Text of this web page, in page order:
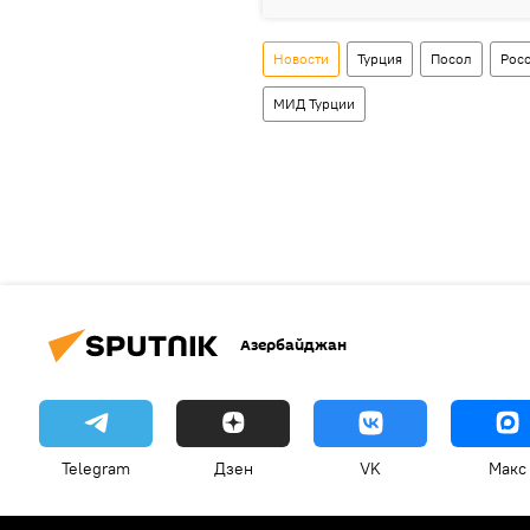
Новости Турция Посол
МИД Турции
Азербайджан
Telegram Дзен VK Макс